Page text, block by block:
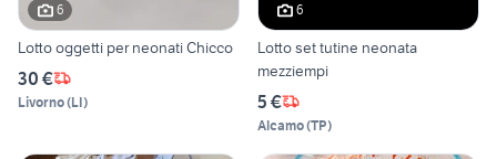
6
Lotto oggetti per neonati Chicco
30 €
Livorno(LI)
6
Lotto set tutine neonata
mezziempi
5 €
Alcamo(TP)